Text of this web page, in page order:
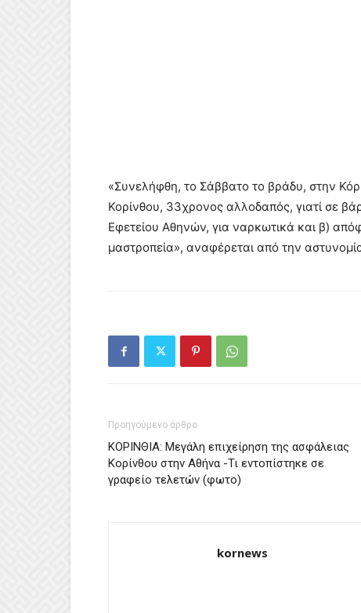
«Συνελήφθη, το Σάββατο το βράδυ, στην
Κορίνθου, 33χρονος αλλοδαπός, γιατί σε
Εφετείου Αθηνών, για ναρκωτικά και β)
μαστροπεία», αναφέρεται από την
Προηγούμενο άρθρο
ΚΟΡΙΝΘΙΑ: Μεγάλη επιχείρηση της ασφάλειας
Κορίνθου στην Αθήνα -Τι εντοπίστηκε σε
γραφείο τελετών (φωτο)
kornews